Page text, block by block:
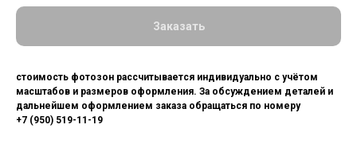
Заказать
стоимость фотозон рассчитывается индивидуально с учётом
масштабов и размеров оформления. За обсуждением деталей и
дальнейшем оформлением заказа обращаться по номеру
+7 (950) 519-11-19